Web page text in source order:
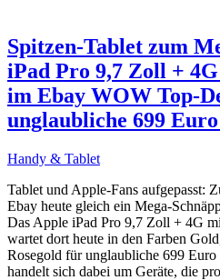
Spitzen-Tablet zum
iPad Pro 9,7 Zoll +
im Ebay WOW Top-
unglaubliche 699
Handy & Tablet
Tablet und Apple-Fans aufgepasst:
Ebay heute gleich ein Mega-
Das Apple iPad Pro 9,7 Zoll + 4G
wartet dort heute in den Farben
Rosegold für unglaubliche 699
handelt sich dabei um Geräte, die